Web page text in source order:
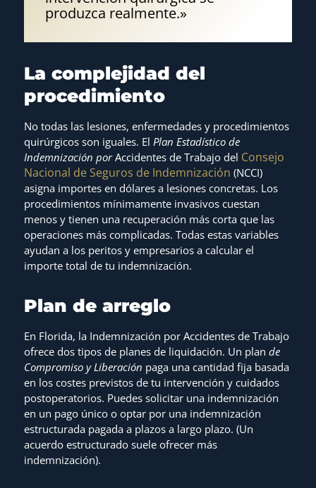
produzca realmente.»
La complejidad del
procedimiento
No todas las lesiones, enfermedades y procedimientos
quirúrgicos son iguales. El Plan Estadístico de
Indemnización porAccidentes de Trabajo del Consejo
Nacional de Seguros de Indemnización (NCCI)
asigna importes en dólares a lesiones concretas. Los
procedimientos mínimamente invasivos cuestan
menos y tienen una recuperación más corta que las
operaciones más complicadas. Todas estas variables
ayudan a los peritos y empresarios a calcular el
importe total de tu indemnización.
Plan de arreglo
En Florida, la Indemnización por Accidentes de Trabajo
ofrece dos tipos de planes de liquidación. Un plan de
Compromiso y Liberación paga una cantidad fija basada
en los costes previstos de tu intervención y cuidados
postoperatorios. Puedes solicitar una indemnización
en un pago único o optar por una indemnización
estructurada pagada a plazos a largo plazo. (Un
acuerdo estructurado suele ofrecer más
indemnización).